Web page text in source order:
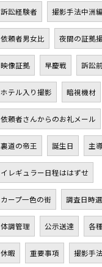
訴訟経験者 撮影手法中洲編
依頼者男女比 夜間の証拠
映像証拠 早慶戦 訴訟
ホテル入り撮影 暗視機材
依頼者さんからのお礼メール
裏道の帝王 誕生日 主
イレギュラー日程ははずせ
カープ一色の街 調査日時
体調管理 公示送達 各
休暇 重要事項 撮影手